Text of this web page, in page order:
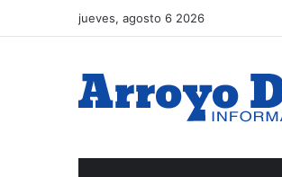
jueves, agosto 6 2026